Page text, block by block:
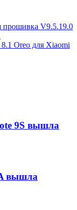
прошивка V9.5.19.0
Oreo для Xiaomi
9S вышла
вышла